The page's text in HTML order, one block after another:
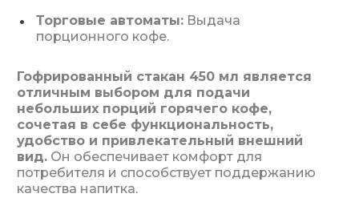
Торговые автоматы: Выдача
порционного кофе.
Гофрированный стакан 450 мл является
отличным выбором для подачи
небольших порций горячего кофе,
сочетая в себе функциональность,
удобство и привлекательный внешний
вид. Он обеспечивает комфорт для
потребителя и способствует поддержанию
качества напитка.